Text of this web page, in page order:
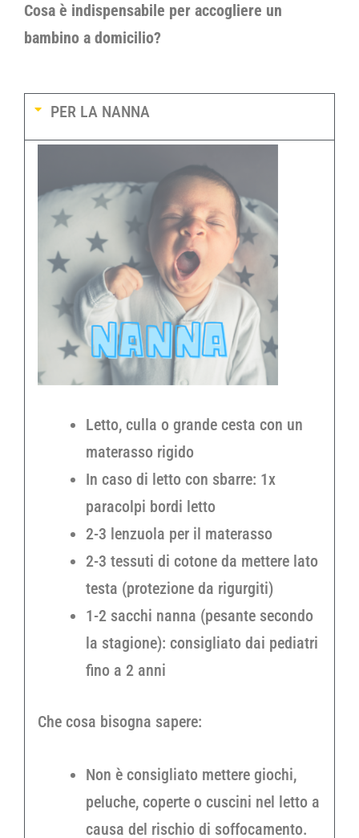
Cosa è indispensabile per accogliere un
bambino a domicilio?
PER LA NANNA
Letto, culla o grande cesta con un
materasso rigido
In caso di letto con sbarre: 1x
paracolpi bordi letto
2-3 lenzuola per il materasso
2-3 tessuti di cotone da mettere lato
testa (protezione da rigurgiti)
1-2 sacchi nanna (pesante secondo
la stagione): consigliato dai pediatri
fino a 2 anni
Che cosa bisogna sapere:
Non è consigliato mettere giochi,
peluche, coperte o cuscini nel letto a
causa del rischio di soffocamento.